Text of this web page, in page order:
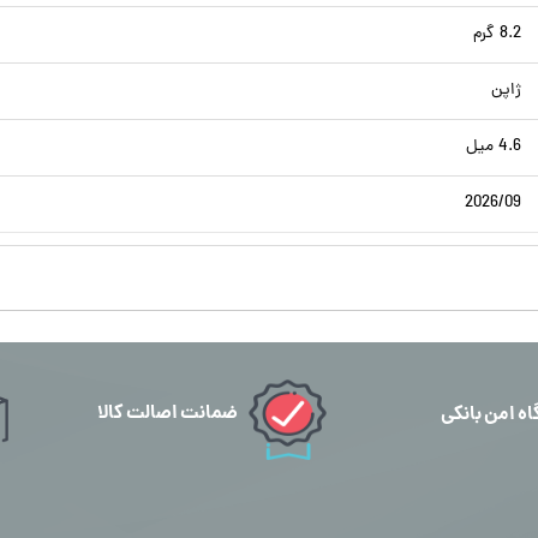
8.2 گرم
ژاپن
4.6 میل
2026/09
امن بانکی ضمانت اصالت کالا